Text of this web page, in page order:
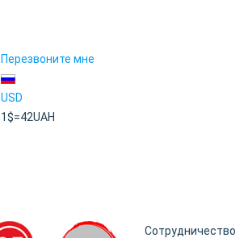
Перезвоните мне
USD
1$=42UAH
Сотрудничество